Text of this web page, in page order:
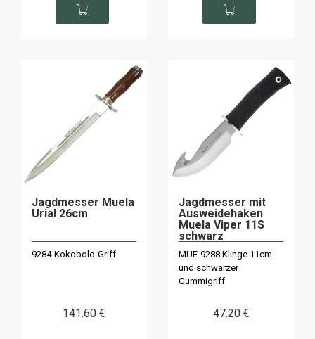
Jagdmesser Muela
Urial 26cm
9284-Kokobolo-Griff
141.60 €
Jagdmesser mit
Ausweidehaken
Muela Viper 11S
schwarz
MUE-9288 Klinge 11cm
und schwarzer
Gummigriff
47.20 €